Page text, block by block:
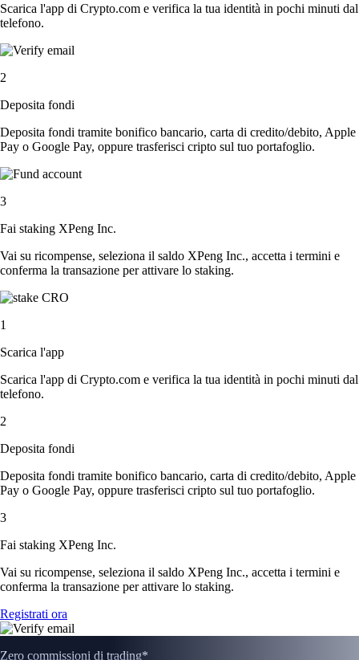
Scarica l'app di Crypto.com e verifica la tua identità in pochi minuti dal
telefono.
2
Deposita fondi
Deposita fondi tramite bonifico bancario, carta di credito/debito, Apple
Pay o Google Pay, oppure trasferisci cripto sul tuo portafoglio.
3
Fai staking XPeng Inc.
Vai su ricompense, seleziona il saldo XPeng Inc., accetta i termini e
conferma la transazione per attivare lo staking.
1
Scarica l'app
Scarica l'app di Crypto.com e verifica la tua identità in pochi minuti dal
telefono.
2
Deposita fondi
Deposita fondi tramite bonifico bancario, carta di credito/debito, Apple
Pay o Google Pay, oppure trasferisci cripto sul tuo portafoglio.
3
Fai staking XPeng Inc.
Vai su ricompense, seleziona il saldo XPeng Inc., accetta i termini e
conferma la transazione per attivare lo staking.
Registrati ora
Zero commissioni di trading*